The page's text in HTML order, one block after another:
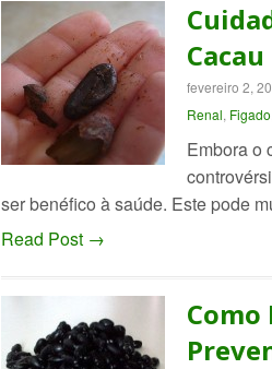
Cacau
fevereiro 2,
Renal, Figado
Embora o
ser benéfico à saúde. Este pode
Read Post →
Como